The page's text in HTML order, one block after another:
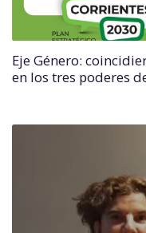
Eje Género:
en los tres poderes